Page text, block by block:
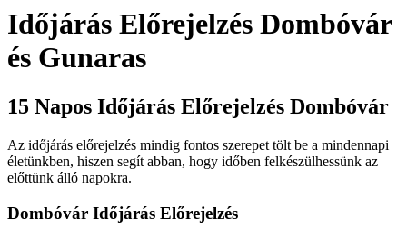
Időjárás Előrejelzés Dombóvár
és Gunaras
15 Napos Időjárás Előrejelzés Dombóvár
Az időjárás előrejelzés mindig fontos szerepet tölt be a mindennapi
életünkben, hiszen segít abban, hogy időben felkészülhessünk az
előttünk álló napokra.
Dombóvár Időjárás Előrejelzés